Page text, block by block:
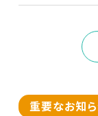
重要なお知